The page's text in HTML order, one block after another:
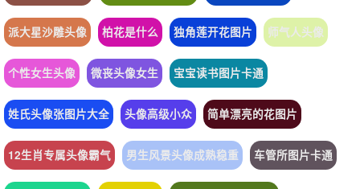
派大星沙雕头像 柏花是什么 独角莲开花图片 师气人头像
个性女生头像 微丧头像女生 宝宝读书图片卡通
姓氏头像张图片大全 头像高级小众 简单漂亮的花图片
12生肖专属头像霸气 男生风景头像成熟稳重 车管所图片卡通